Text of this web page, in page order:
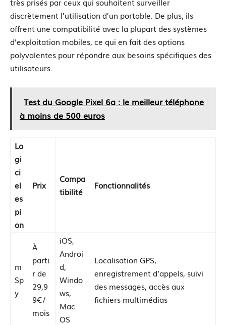
discrètement l’utilisation d’un portable. De plus, ils
offrent une compatibilité avec la plupart des systèmes
d’exploitation mobiles, ce qui en fait des options
polyvalentes pour répondre aux besoins spécifiques des
utilisateurs.
Test du Google Pixel 6a : le meilleur téléphone
à moins de 500 euros
Lo
gi
ci
el
es
pi
on
Prix
Compa
tibilité
Fonctionnalités
m
Sp
y
À
parti
r de
29,9
9€/
mois
iOS,
Androi
d,
Windo
ws,
Mac
OS
Localisation GPS,
enregistrement d’appels, suivi
des messages, accès aux
fichiers multimédias